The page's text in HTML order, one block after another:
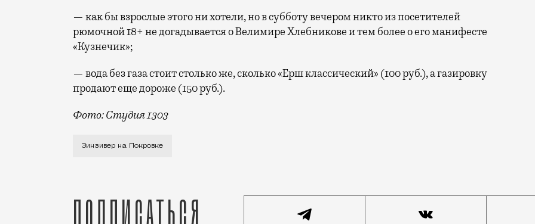
— как бы взрослые этого ни хотели, но в субботу вечером никто из посетителей
рюмочной 18+ не догадывается о Велимире Хлебникове и тем более о его манифесте
«Кузнечик»;
— вода без газа стоит столько же, сколько «Ерш классический» (100 руб.), а газировку
продают еще дороже (150 руб.).
Фото: Студия 1303
Рюмочную «Зинзивер» (Покровский бульвар, 2/14) открыл два месяца назад Дмитрий
Зинзивер на Покровке
Подписаться